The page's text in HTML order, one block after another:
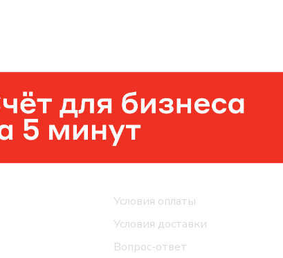
Условия оплаты
Условия доставки
Вопрос-ответ